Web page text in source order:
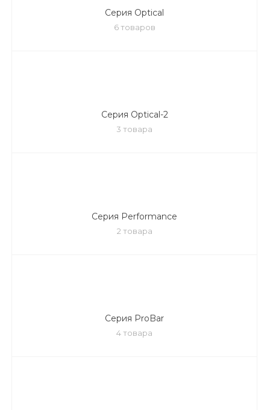
Серия Optical
6 товаров
Серия Optical-2
3 товара
Серия Performance
2 товара
Серия ProBar
4 товара